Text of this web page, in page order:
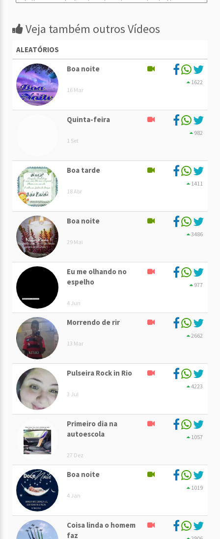
Veja também outros Vídeos
ALEATÓRIOS
Boa noite
16 Mar
1622
Quinta-feira
1 Set
982
Boa tarde
18 Abr
1411
Boa noite
29 Mai
3486
Eu me olhando no
espelho
4 Jun
977
Morrendo de rir
13 Mar
2662
Pulseira Rock in Rio
3 Jul
4223
Primeiro dia na
autoescola
27 Dez
1057
Boa noite
4 Jan
1019
Coisa linda o homem
faz